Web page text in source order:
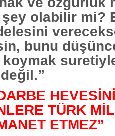
olabilir mi?
bunu
koymak
TÜRK
ETMEZ”